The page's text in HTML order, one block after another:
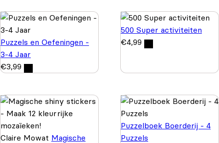
Puzzels en Oefeningen -
3-4 Jaar
€3,99
500 Super activiteiten
€4,99
Claire Mowat Magische
Puzzelboek Boerderij - 4
Puzzels